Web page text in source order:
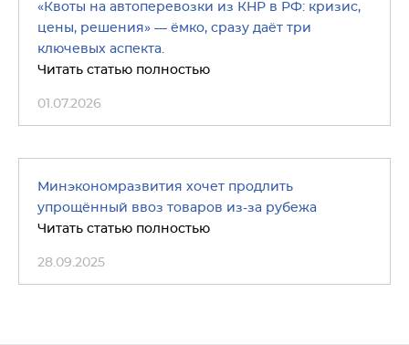
«Квоты на автоперевозки из КНР в РФ: кризис,
цены, решения» — ёмко, сразу даёт три
ключевых аспекта.
Читать статью полностью
01.07.2026
Минэкономразвития хочет продлить
упрощённый ввоз товаров из-за рубежа
Читать статью полностью
28.09.2025